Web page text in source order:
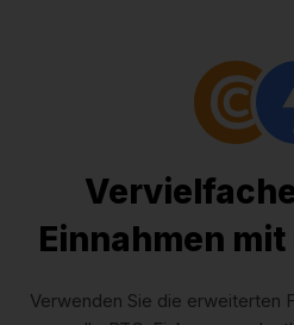
Einnahmen
Verwenden Sie die erweiterten